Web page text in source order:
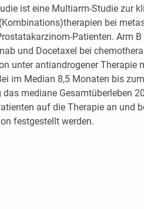
ist eine Multiarm-Studie zur
bei
Patienten. Arm
und Docetaxel bei
unter antiandrogener Therapie
im Median 8,5 Monaten bis zum
mediane Gesamtüberleben
auf die Therapie an und
festgestellt werden.